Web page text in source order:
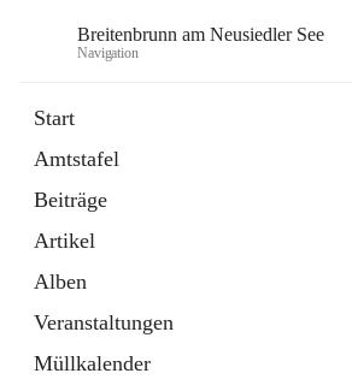
Breitenbrunn am Neusiedler See
Navigation
Start
Amtstafel
Beiträge
Artikel
Alben
Veranstaltungen
Müllkalender
18 Schnellzugriffe
Gemeindeservice